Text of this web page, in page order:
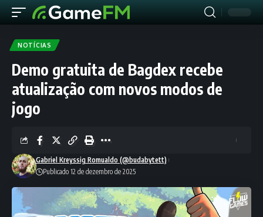
NOTÍCIAS
Demo gratuita de Bagdex recebe
atualização com novos modos de
jogo
Gabriel Kreyssig Romualdo (@budabytett)
Publicado 12 de dezembro de 2025